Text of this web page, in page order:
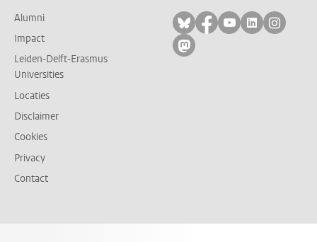
Alumni
Impact
Leiden-Delft-Erasmus
Universities
Locaties
Disclaimer
Cookies
Privacy
Contact
Volg ons op bluesky
Volg ons op
Volg ons op
Volg ons
Volg
Volg ons op mastodon